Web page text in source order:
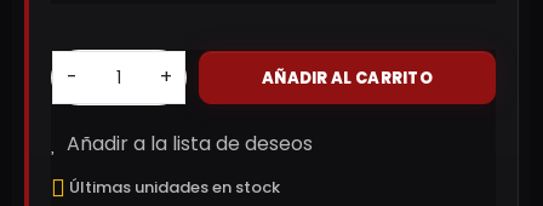
- + AÑADIR AL CARRITO
Añadir a la lista de deseos
Últimas unidades en stock